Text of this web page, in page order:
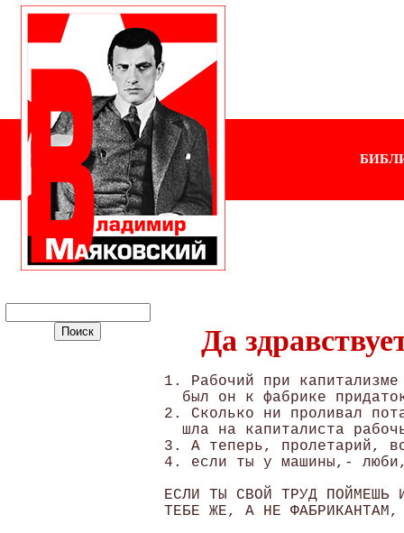
Да
1. Рабочий при
был он к фабрике
2. Сколько ни проливал
шла на капиталиста
3. А теперь, пролетарий,
4. если ты у машины,-
ЕСЛИ ТЫ СВОЙ ТРУД